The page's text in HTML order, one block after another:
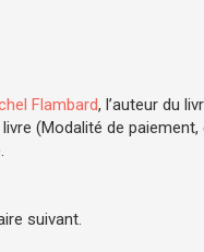
Flambard, l’auteur du
(Modalité de paiement,
suivant.